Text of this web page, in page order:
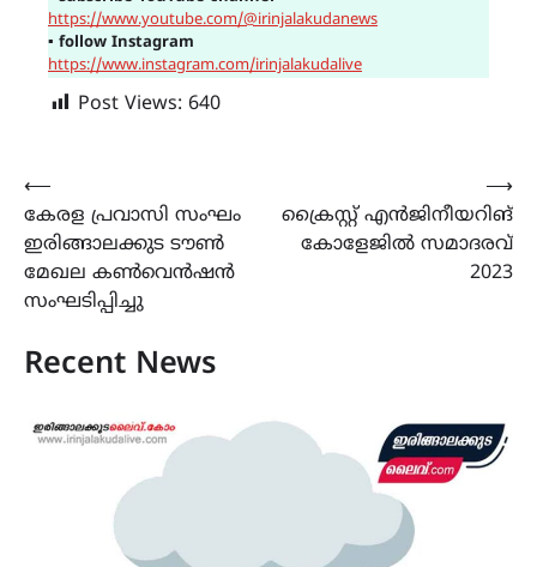
https://www.youtube.com/@irinjalakudanews
▪ follow Instagram
https://www.instagram.com/irinjalakudalive
Post Views: 640
Post
navigation
⟵
കേരള പ്രവാസി സംഘം
ഇരിങ്ങാലക്കുട ടൗൺ
മേഖല കൺവെൻഷൻ
സംഘടിപ്പിച്ചു
ക്രൈസ്റ്റ് എൻജിനീയറിങ്
കോളേജിൽ സമാദരവ്
2023
⟶
Recent News